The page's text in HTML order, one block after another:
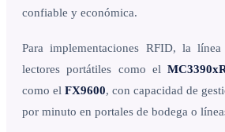
confiable y económica.
Para implementaciones RFID, la línea
lectores portátiles como el
como el FX9600, con capacidad de
por minuto en portales de bodega o